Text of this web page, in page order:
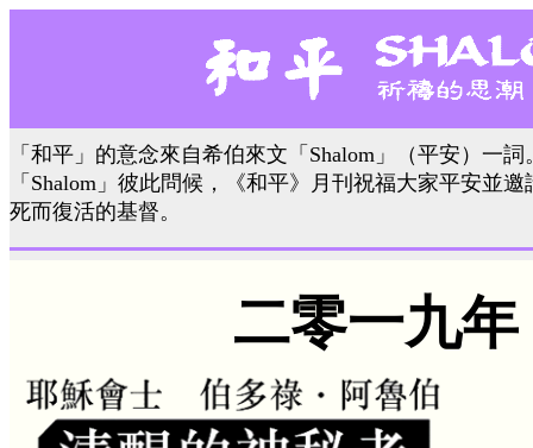
「和平」的意念來自希伯來文「Shalom」（平安）一
「Shalom」彼此問候，《和平》月刊祝福大家平安並
死而復活的基督。
二零一九